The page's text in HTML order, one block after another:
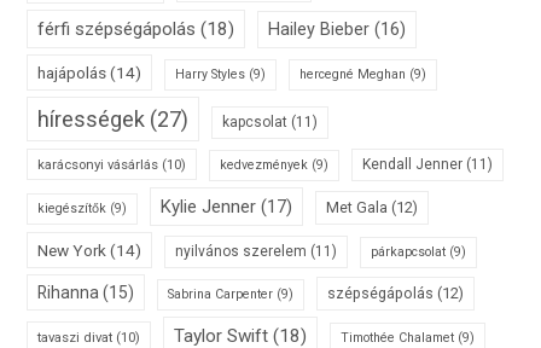
férfi szépségápolás (18) Hailey Bieber (16)
hajápolás(14) Harry Styles (9) hercegné Meghan (9)
hírességek (27) kapcsolat (11)
karácsonyi vásárlás (10) kedvezmények (9) Kendall Jenner (11)
kiegészítők (9) Kylie Jenner (17) Met Gala (12)
New York (14) nyilvános szerelem (11) párkapcsolat (9)
Rihanna (15) Sabrina Carpenter (9) szépségápolás (12)
tavaszi divat (10) Taylor Swift (18) Timothée Chalamet (9)